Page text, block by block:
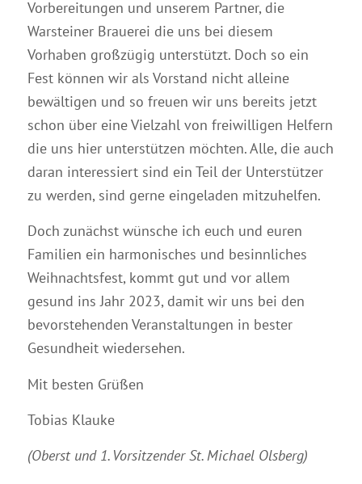
Vorbereitungen und unserem Partner, die
Warsteiner Brauerei die uns bei diesem
Vorhaben großzügig unterstützt. Doch so ein
Fest können wir als Vorstand nicht alleine
bewältigen und so freuen wir uns bereits jetzt
schon über eine Vielzahl von freiwilligen Helfern
die uns hier unterstützen möchten. Alle, die auch
daran interessiert sind ein Teil der Unterstützer
zu werden, sind gerne eingeladen mitzuhelfen.
Doch zunächst wünsche ich euch und euren
Familien ein harmonisches und besinnliches
Weihnachtsfest, kommt gut und vor allem
gesund ins Jahr 2023, damit wir uns bei den
bevorstehenden Veranstaltungen in bester
Gesundheit wiedersehen.
Mit besten Grüßen
Tobias Klauke
(Oberst und 1. Vorsitzender St. Michael Olsberg)